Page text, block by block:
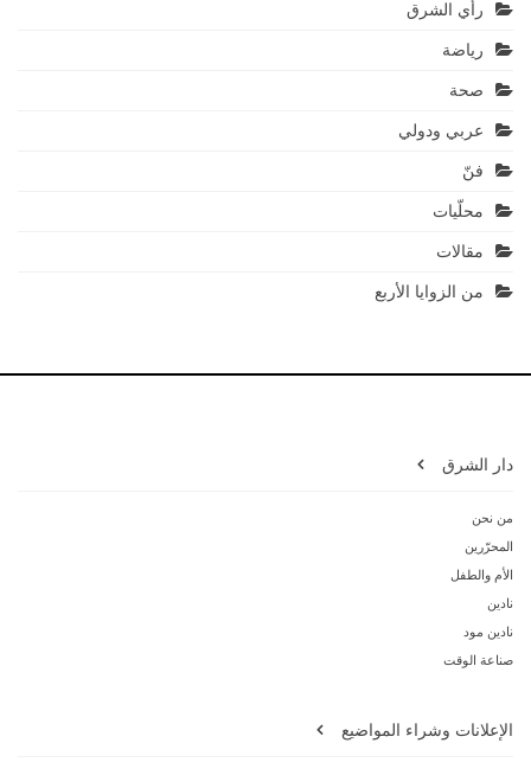
رأي الشرق
رياضة
صحة
عربي ودولي
فنّ
محلّيات
مقالات
من الزوايا الأربع
دار الشرق
من نحن
المحرّرين
الأم والطفل
نادين
نادين مود
صناعة الوقت
الإعلانات وشراء المواضيع